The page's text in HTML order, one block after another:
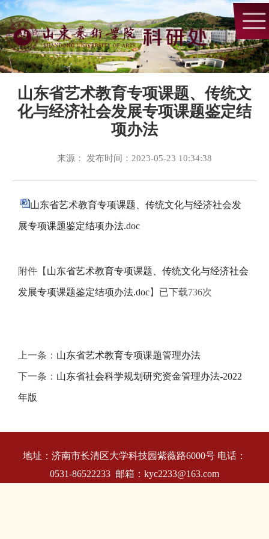
山东省艺术教育专项课题、传统文
化与经济社会发展专项课题鉴定结
项办法
来源： 发布时间：2023-05-23 10:34:38
山东省艺术教育专项课题、传统文化与经济社会发
展专项课题鉴定结项办法.doc
附件【 山东省艺术教育专项课题、传统文化与经济社会
发展专项课题鉴定结项办法.doc】已下载736次
上一条： 山东省艺术教育专项课题管理办法
下一条： 山东省社会科学规划研究资金管理办法-2022
年版
地址：济南市长清区大学科技园紫薇路6000号 电话：
0531-86522233 邮箱：kyc2233@163.com